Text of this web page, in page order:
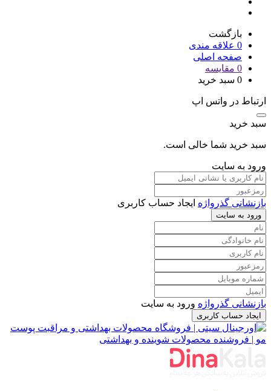
بازگشت
0 علاقه مندی
صفحه اصلی
0 مقایسه
0 سبد خرید
ارتباط در واتس اپ
سبد خرید
سبد خرید شما خالی است.
ورود به سایت
بازنشانی گذرواژه ایجاد حساب کاربری
ورود به سایت
بازنشانی گذرواژه ورود به سایت
ایجاد حساب کاربری